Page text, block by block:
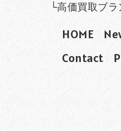
└高価買取ブラ
HOME
Contact